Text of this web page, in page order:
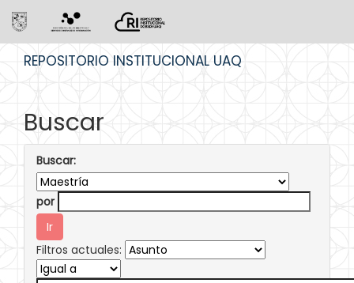
REPOSITORIO INSTITUCIONAL UAQ
Buscar
Buscar:
por
Filtros actuales: